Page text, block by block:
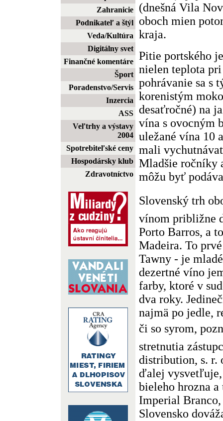
Zahranicie
Podnikateľ a štýl
Veda/Kultúra
Digitálny svet
Finančné komentáre
Šport
Poradenstvo/Servis
Inzercia
ASS
Veľtrhy a výstavy
2004
Spotrebiteľské ceny
Hospodársky klub
Zdravotníctvo
(dnešná Vila
oboch mien
kraja.
Pitie portského
nielen teplota
pohrávanie sa s
korenistým
desaťročné) na
vína s ovocným
uležané vína 10
mali
Mladšie ročníky
môžu byť
Slovenský trh
vínom približne
Porto Barros, a
Madeira. To
Tawny - je
dezertné víno
farby, ktoré v
dva roky.
najmä po jedle,
či so syrom,
stretnutia
distribution, s.
ďalej vysvetľuje,
bieleho hrozna
Imperial
Slovensko